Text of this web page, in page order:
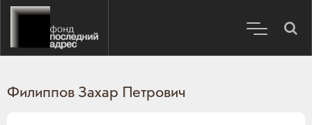
Филиппов Захар Петрович